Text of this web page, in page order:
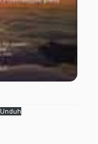
Unduh